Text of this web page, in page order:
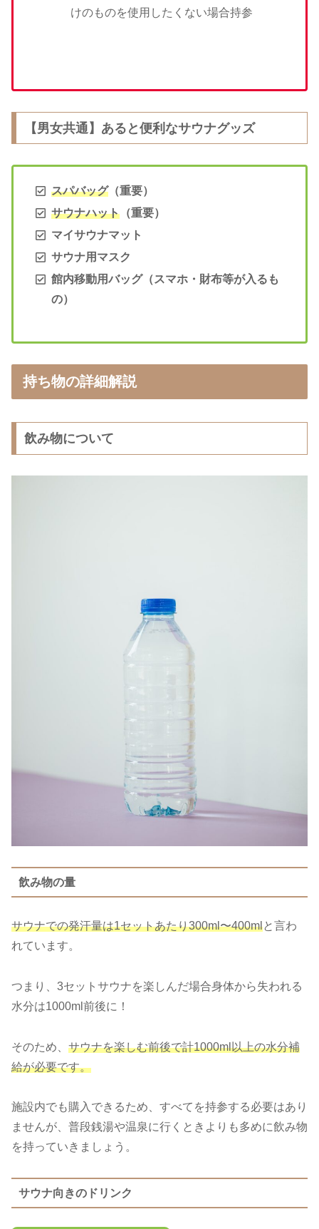
けのものを使用したくない場合持参
【男女共通】あると便利なサウナグッズ
スパバッグ（重要）
サウナハット （重要）
マイサウナマット
サウナ用マスク
館内移動用バッグ（スマホ・財布等が入るも
の）
持ち物の詳細解説
飲み物について
飲み物の量
サウナでの発汗量は1セットあたり300ml〜400mlと言わ
れています。
つまり、3セットサウナを楽しんだ場合身体から失われる
水分は1000ml前後に！
そのため、 サウナを楽しむ前後で計1000ml以上の水分補
給が必要です。
施設内でも購入できるため、すべてを持参する必要はあり
ませんが、普段銭湯や温泉に行くときよりも多めに飲み物
を持っていきましょう。
サウナ向きのドリンク